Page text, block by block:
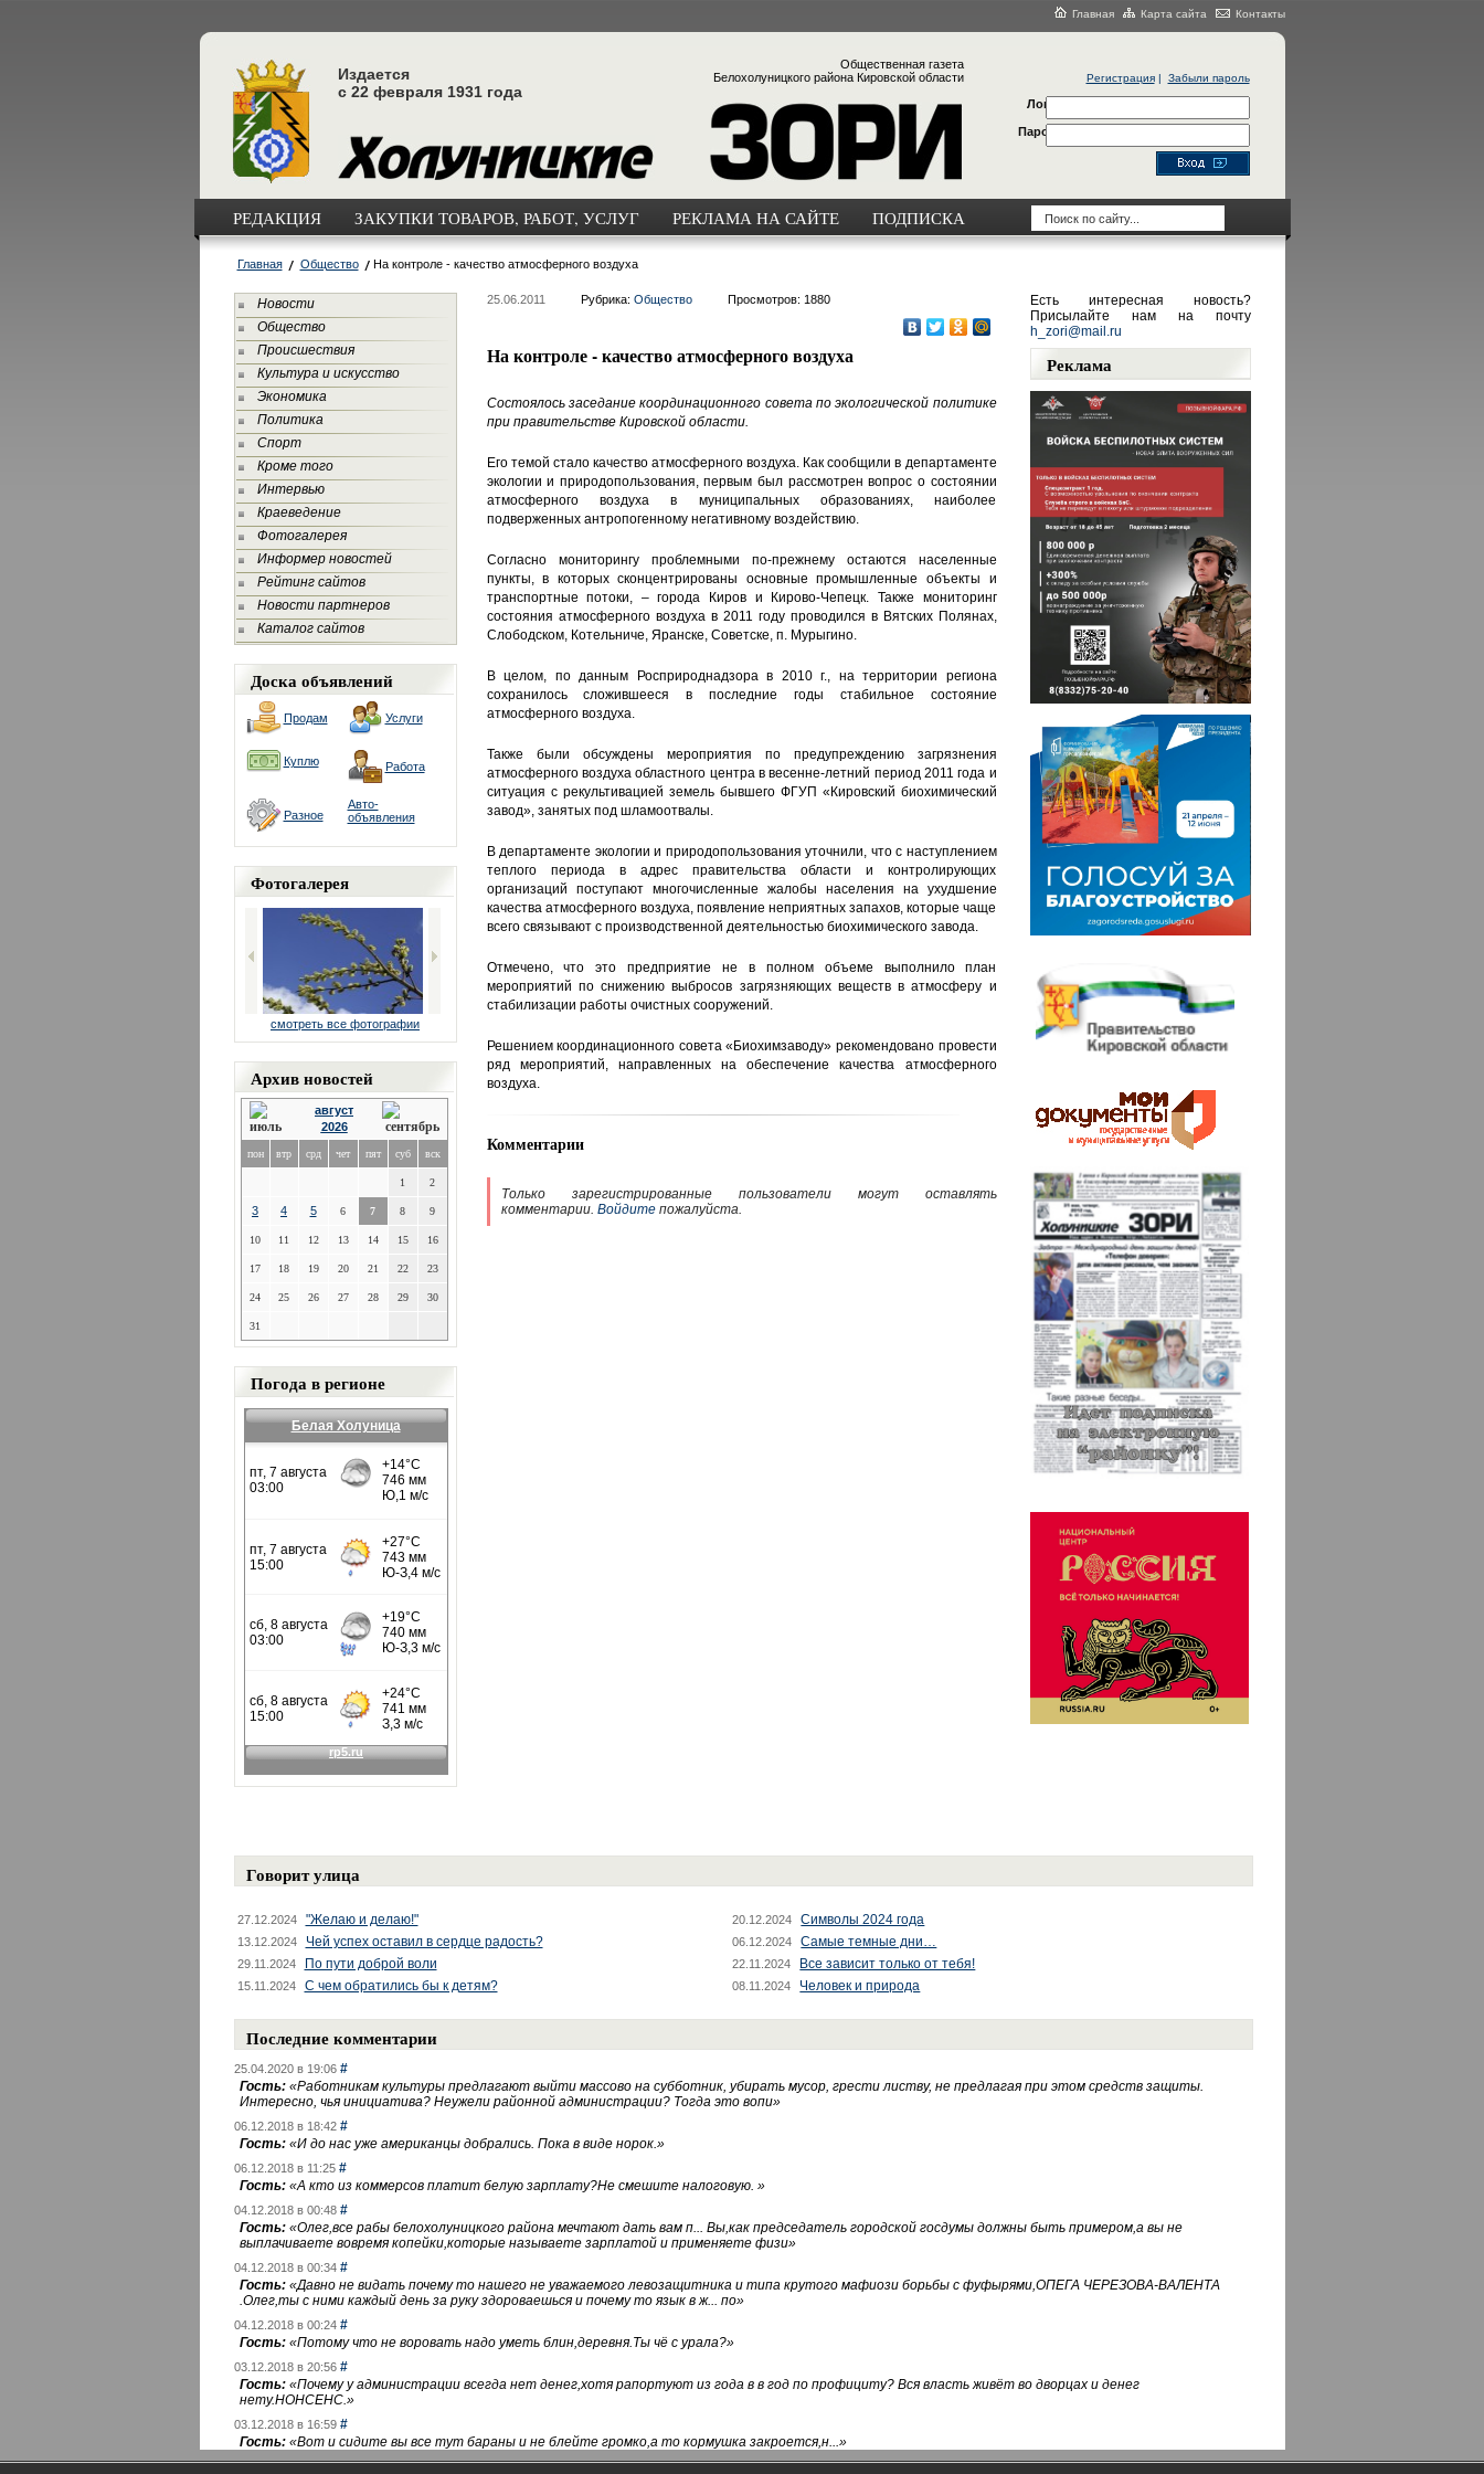
Главная Карта сайта Контакты
Издается
с 22 февраля 1931 года
Общественная газета
Белохолуницкого района Кировской области
Регистрация| Забыли пароль
Логин
Пароль
РЕДАКЦИЯ ЗАКУПКИ ТОВАРОВ, РАБОТ, УСЛУГ РЕКЛАМА НА САЙТЕ ПОДПИСКА
Главная Общество На контроле - качество атмосферного воздуха
Новости
Общество
Происшествия
Культура и искусство
Экономика
Политика
Спорт
Кроме того
Интервью
Краеведение
Фотогалерея
Информер новостей
Рейтинг сайтов
Новости партнеров
Каталог сайтов
Доска объявлений
Продам Услуги
Куплю Работа
Разное
Авто-
объявления
Фотогалерея
смотреть все фотографии
Архив новостей
август
2026
пон втр срд чет пят суб вск
1 2
3 4 5 6 7 8 9
10 11 12 13 14 15 16
17 18 19 20 21 22 23
24 25 26 27 28 29 30
31
Погода в регионе
Белая Холуница
25.06.2011 Рубрика: Общество Просмотров: 1880
На контроле - качество атмосферного воздуха
Состоялось заседание координационного совета по экологической политике
при правительстве Кировской области.
Его темой стало качество атмосферного воздуха. Как сообщили в департаменте
экологии и природопользования, первым был рассмотрен вопрос о состоянии
атмосферного воздуха в муниципальных образованиях, наиболее
подверженных антропогенному негативному воздействию.
Согласно мониторингу проблемными по-прежнему остаются населенные
пункты, в которых сконцентрированы основные промышленные объекты и
транспортные потоки, – города Киров и Кирово-Чепецк. Также мониторинг
состояния атмосферного воздуха в 2011 году проводился в Вятских Полянах,
Слободском, Котельниче, Яранске, Советске, п. Мурыгино.
В целом, по данным Росприроднадзора в 2010 г., на территории региона
сохранилось сложившееся в последние годы стабильное состояние
атмосферного воздуха.
Также были обсуждены мероприятия по предупреждению загрязнения
атмосферного воздуха областного центра в весенне-летний период 2011 года и
ситуация с рекультивацией земель бывшего ФГУП «Кировский биохимический
завод», занятых под шламоотвалы.
В департаменте экологии и природопользования уточнили, что с наступлением
теплого периода в адрес правительства области и контролирующих
организаций поступают многочисленные жалобы населения на ухудшение
качества атмосферного воздуха, появление неприятных запахов, которые чаще
всего связывают с производственной деятельностью биохимического завода.
Отмечено, что это предприятие не в полном объеме выполнило план
мероприятий по снижению выбросов загрязняющих веществ в атмосферу и
стабилизации работы очистных сооружений.
Решением координационного совета «Биохимзаводу» рекомендовано провести
ряд мероприятий, направленных на обеспечение качества атмосферного
воздуха.
Комментарии
Только зарегистрированные пользователи могут оставлять
комментарии. Войдитепожалуйста.
Есть интересная новость?
Присылайте нам на почту
h_zori@mail.ru
Реклама
Говорит улица
27.12.2024 "Желаю и делаю!" 20.12.2024 Символы 2024 года
13.12.2024 Чей успех оставил в сердце радость? 06.12.2024 Самые темные дни…
29.11.2024 По пути доброй воли 22.11.2024 Все зависит только от тебя!
15.11.2024 С чем обратились бы к детям? 08.11.2024 Человек и природа
Последние комментарии
25.04.2020 в 19:06 #
Гость: «Работникам культуры предлагают выйти массово на субботник, убирать мусор, грести листву, не предлагая при этом средств защиты.
Интересно, чья инициатива? Неужели районной администрации? Тогда это вопи»
06.12.2018 в 18:42 #
Гость: «И до нас уже американцы добрались. Пока в виде норок.»
06.12.2018 в 11:25 #
Гость: «А кто из коммерсов платит белую зарплату?Не смешите налоговую. »
04.12.2018 в 00:48 #
Гость: «Олег,все рабы белохолуницкого района мечтают дать вам п... Вы,как председатель городской госдумы должны быть примером,а вы не
выплачиваете вовремя копейки,которые называете зарплатой и применяете физи»
04.12.2018 в 00:34 #
Гость: «Давно не видать почему то нашего не уважаемого левозащитника и типа крутого мафиози борьбы с фуфырями,ОПЕГА ЧЕРЕЗОВА-ВАЛЕНТА
.Олег,ты с ними каждый день за руку здороваешься и почему то язык в ж... по»
04.12.2018 в 00:24 #
Гость: «Потому что не воровать надо уметь блин,деревня.Ты чё с урала?»
03.12.2018 в 20:56 #
Гость: «Почему у администрации всегда нет денег,хотя рапортуют из года в в год по профициту? Вся власть живёт во дворцах и денег
нету.НОНСЕНС.»
03.12.2018 в 16:59 #
Гость: «Вот и сидите вы все тут бараны и не блейте громко,а то кормушка закроется,н...»